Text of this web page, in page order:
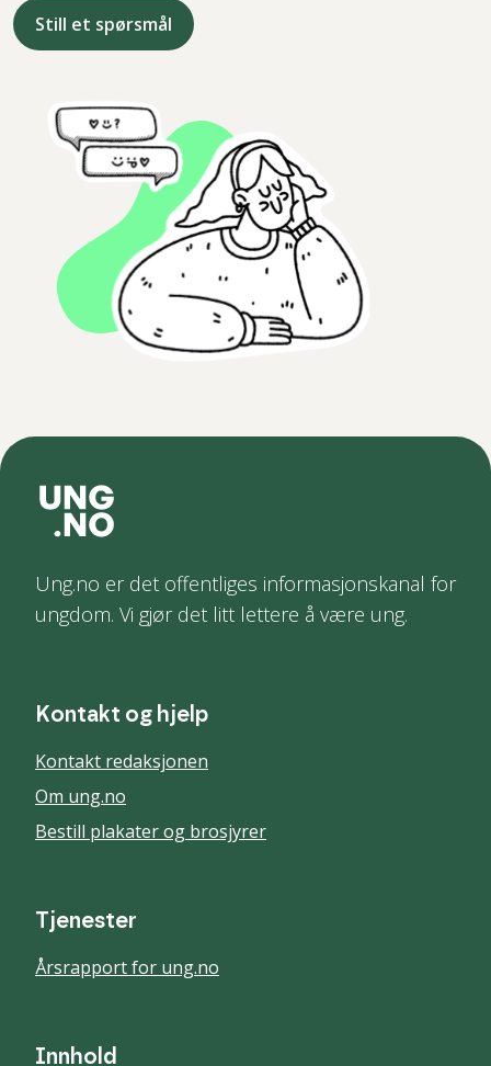
Still et spørsmål
Ung.no er det offentliges informasjonskanal for
ungdom. Vi gjør det litt lettere å være ung.
Kontakt og hjelp
Kontakt redaksjonen
Om ung.no
Bestill plakater og brosjyrer
Tjenester
Årsrapport for ung.no
Innhold